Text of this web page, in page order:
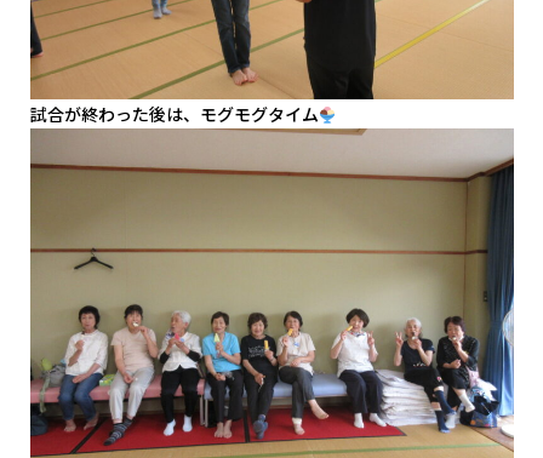
試合が終わった後は、モグモグタイム